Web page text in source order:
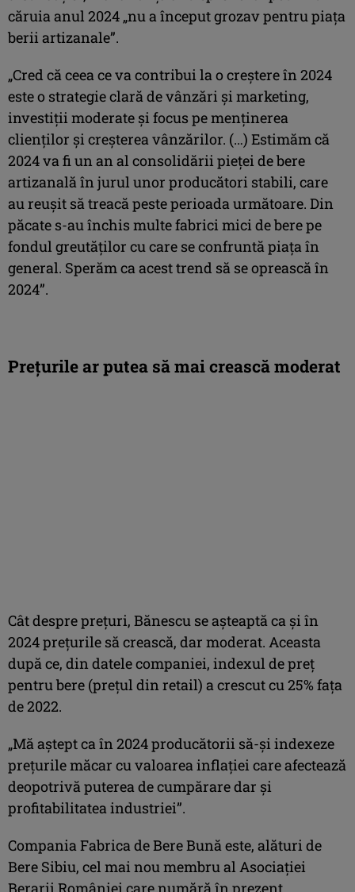
căruia anul 2024 „nu a început grozav pentru piața
berii artizanale”.
„Cred că ceea ce va contribui la o creștere în 2024
este o strategie clară de vânzări și marketing,
investiții moderate și focus pe menținerea
clienților și creșterea vânzărilor. (…) Estimăm că
2024 va fi un an al consolidării pieței de bere
artizanală în jurul unor producători stabili, care
au reușit să treacă peste perioada următoare. Din
păcate s-au închis multe fabrici mici de bere pe
fondul greutăților cu care se confruntă piața în
general. Sperăm ca acest trend să se oprească în
2024”.
Prețurile ar putea să mai crească moderat
Cât despre prețuri, Bănescu se așteaptă ca și în
2024 prețurile să crească, dar moderat. Aceasta
după ce, din datele companiei, indexul de preț
pentru bere (prețul din retail) a crescut cu 25% fața
de 2022.
„Mă aștept ca în 2024 producătorii să-și indexeze
prețurile măcar cu valoarea inflației care afectează
deopotrivă puterea de cumpărare dar și
profitabilitatea industriei”.
Compania Fabrica de Bere Bună este, alături de
Bere Sibiu, cel mai nou membru al Asociației
Berarii României care numără în prezent